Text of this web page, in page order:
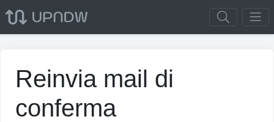
Reinvia mail di
conferma